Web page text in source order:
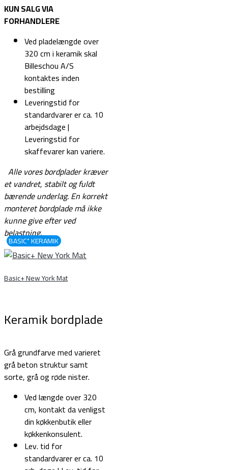
KUN SALG VIA
FORHANDLERE
Ved pladelængde over
320 cm i keramik skal
Billeschou A/S
kontaktes inden
bestilling
Leveringstid for
standardvarer er ca. 10
arbejdsdage |
Leveringstid for
skaffevarer kan variere.
Alle vores bordplader kræver
et vandret, stabilt og fuldt
bærende underlag.En korrekt
monteret bordplade må ikke
kunne give efter ved
belastning.
BASIC⁺ KERAMIK
Basic+ New York Mat
Keramik bordplade
Grå grundfarve med varieret
grå beton struktur samt
sorte, grå og røde nister.
Ved længde over 320
cm, kontakt da venligst
din køkkenbutik eller
køkkenkonsulent.
Lev. tid for
standardvarer er ca. 10